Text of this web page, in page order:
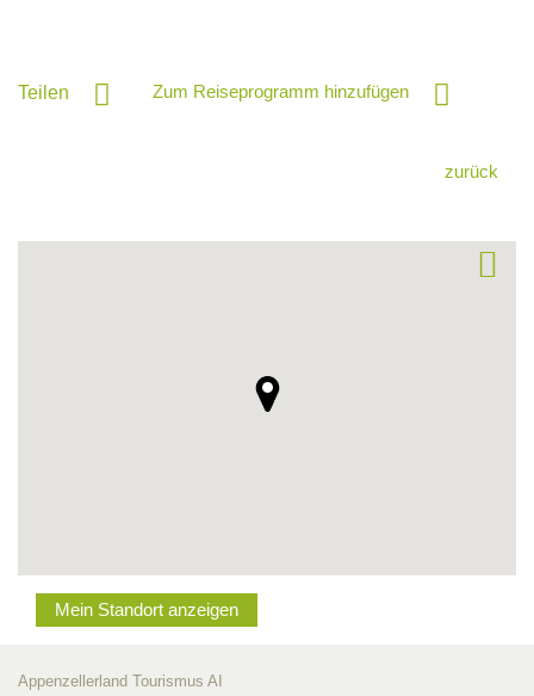
Teilen Zum Reiseprogramm hinzufügen
zurück
Mein Standort anzeigen
Appenzellerland Tourismus AI